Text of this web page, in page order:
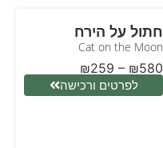
חתול על הירח
Cat on the Moon
₪259 – ₪580
לפרטים ורכישה